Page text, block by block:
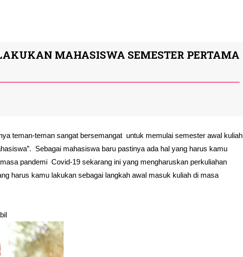
MAHASISWA SEMESTER PERTAMA
teman-teman sangat bersemangat  untuk memulai semester awal kuliah
Sebagai mahasiswa baru pastinya ada hal yang harus kamu
pandemi  Covid-19 sekarang ini yang mengharuskan perkuliahan
harus kamu lakukan sebagai langkah awal masuk kuliah di masa